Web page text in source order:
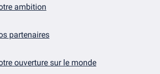
ambition
partenaires
ouverture sur le monde